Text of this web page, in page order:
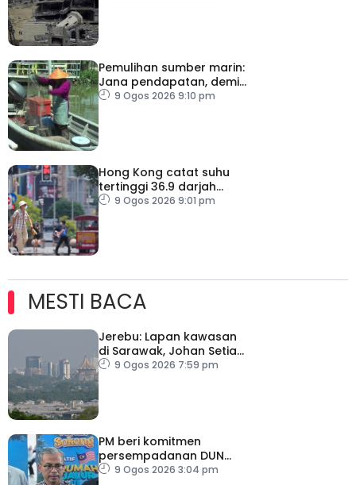
Pemulihan sumber marin:
Jana pendapatan, demi
kelangsungan hidup
9 Ogos 2026 9:10 pm
Hong Kong catat suhu
tertinggi 36.9 darjah
celsius
9 Ogos 2026 9:01 pm
MESTI BACA
Jerebu: Lapan kawasan
di Sarawak, Johan Setia
di Selangor catat IPU
9 Ogos 2026 7:59 pm
PM beri komitmen
persempadanan DUN
Sarawak, minta laporan
9 Ogos 2026 3:04 pm